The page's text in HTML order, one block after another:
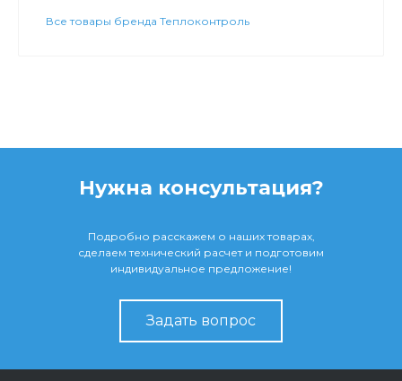
Все товары бренда Теплоконтроль
Нужна консультация?
Подробно расскажем о наших товарах,
сделаем технический расчет и подготовим
индивидуальное предложение!
Задать вопрос